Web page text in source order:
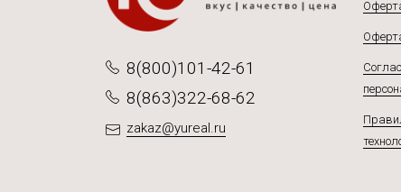
8(800)101-42-61
8(863)322-68-62
zakaz@yureal.ru